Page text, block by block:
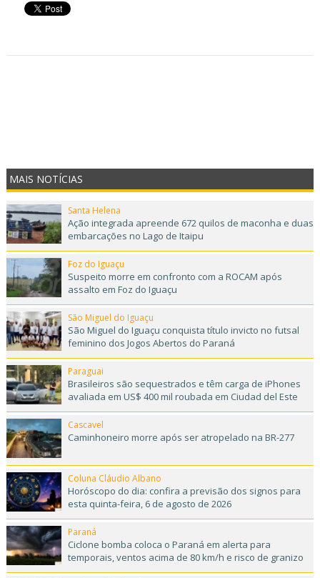
MAIS NOTÍCIAS
Santa Helena
Ação integrada apreende 672 quilos de maconha e duas
embarcações no Lago de Itaipu
Foz do Iguaçu
Suspeito morre em confronto com a ROCAM após
assalto em Foz do Iguaçu
São Miguel do Iguaçu
São Miguel do Iguaçu conquista título invicto no futsal
feminino dos Jogos Abertos do Paraná
Paraguai
Brasileiros são sequestrados e têm carga de iPhones
avaliada em US$ 400 mil roubada em Ciudad del Este
Cascavel
Caminhoneiro morre após ser atropelado na BR-277
Coluna Cláudio Albano
Horóscopo do dia: confira a previsão dos signos para
esta quinta-feira, 6 de agosto de 2026
Paraná
Ciclone bomba coloca o Paraná em alerta para
temporais, ventos acima de 80 km/h e risco de granizo